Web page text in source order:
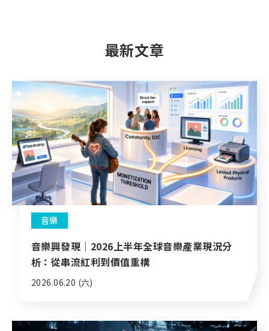
最新文章
音樂
音樂興發現｜2026上半年全球音樂產業現況分
析：從串流紅利到價值重構
2026.06.20 (六)